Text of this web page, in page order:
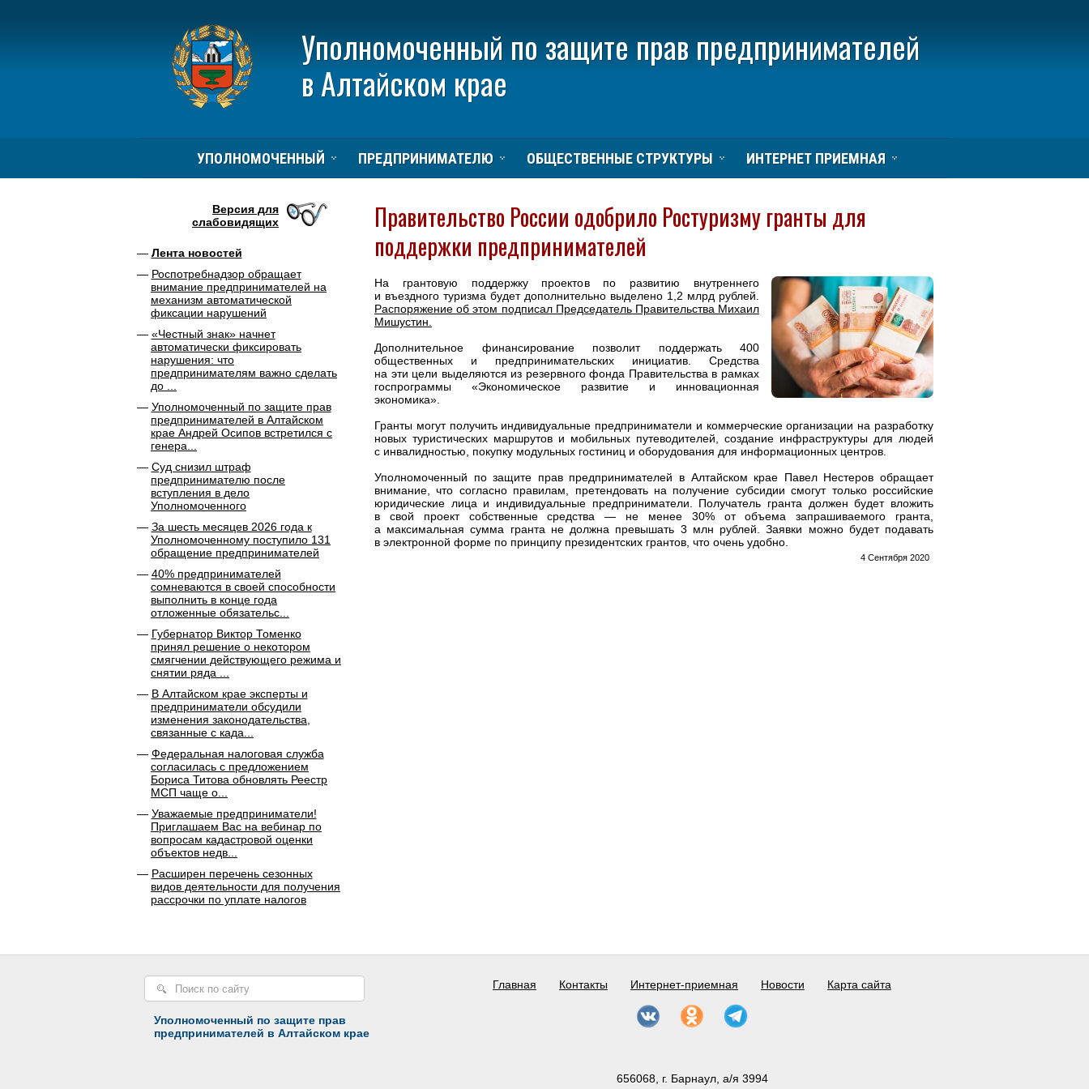
Уполномоченный по защите прав предпринимателей
в Алтайском крае
УПОЛНОМОЧЕННЫЙ ПРЕДПРИНИМАТЕЛЮ ОБЩЕСТВЕННЫЕ СТРУКТУРЫ ИНТЕРНЕТ ПРИЕМНАЯ
Версия для
слабовидящих
Лента новостей
Роспотребнадзор обращает
внимание предпринимателей на
механизм автоматической
фиксации нарушений
«Честный знак» начнет
автоматически фиксировать
нарушения: что
предпринимателям важно сделать
до ...
Уполномоченный по защите прав
предпринимателей в Алтайском
крае Андрей Осипов встретился с
генера...
Суд снизил штраф
предпринимателю после
вступления в дело
Уполномоченного
За шесть месяцев 2026 года к
Уполномоченному поступило 131
обращение предпринимателей
40% предпринимателей
сомневаются в своей способности
выполнить в конце года
отложенные обязательс...
Губернатор Виктор Томенко
принял решение о некотором
смягчении действующего режима и
снятии ряда ...
В Алтайском крае эксперты и
предприниматели обсудили
изменения законодательства,
связанные с када...
Федеральная налоговая служба
согласилась с предложением
Бориса Титова обновлять Реестр
МСП чаще о...
Уважаемые предприниматели!
Приглашаем Вас на вебинар по
вопросам кадастровой оценки
объектов недв...
Расширен перечень сезонных
видов деятельности для получения
рассрочки по уплате налогов
Правительство России одобрило Ростуризму гранты для
поддержки предпринимателей
На грантовую поддержку проектов по развитию внутреннего
и въездного туризма будет дополнительно выделено 1,2 млрд рублей.
Распоряжение об этом подписал Председатель Правительства Михаил
Мишустин.
Дополнительное финансирование позволит поддержать 400
общественных и предпринимательских инициатив. Средства
на эти цели выделяются из резервного фонда Правительства в рамках
госпрограммы «Экономическое развитие и инновационная
экономика».
Гранты могут получить индивидуальные предприниматели и коммерческие организации на разработку
новых туристических маршрутов и мобильных путеводителей, создание инфраструктуры для людей
с инвалидностью, покупку модульных гостиниц и оборудования для информационных центров.
Уполномоченный по защите прав предпринимателей в Алтайском крае Павел Нестеров обращает
внимание, что согласно правилам, претендовать на получение субсидии смогут только российские
юридические лица и индивидуальные предприниматели. Получатель гранта должен будет вложить
в свой проект собственные средства — не менее 30% от объема запрашиваемого гранта,
а максимальная сумма гранта не должна превышать 3 млн рублей. Заявки можно будет подавать
в электронной форме по принципу президентских грантов, что очень удобно.
4 Сентября 2020
Уполномоченный по защите прав
предпринимателей в Алтайском крае
Главная Контакты Интернет-приемная Новости Карта сайта
656068, г. Барнаул, а/я 3994